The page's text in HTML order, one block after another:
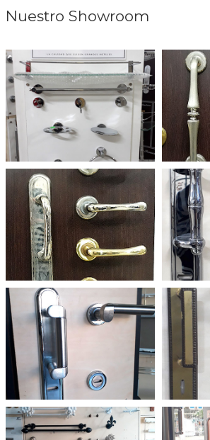
Nuestro Showroom